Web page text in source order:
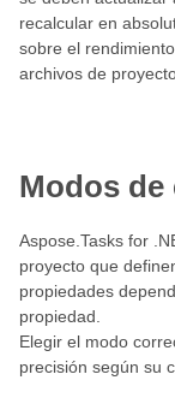
recalcular en
sobre el
archivos de
Modos
Aspose.Tasks for
proyecto que
propiedades
propiedad.
Elegir el modo
precisión según su